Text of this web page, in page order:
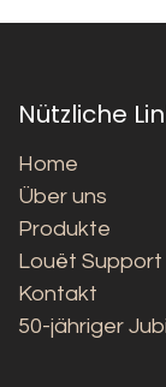
Nützliche
Home
Über uns
Produkte
Louët Support
Kontakt
50-jähriger